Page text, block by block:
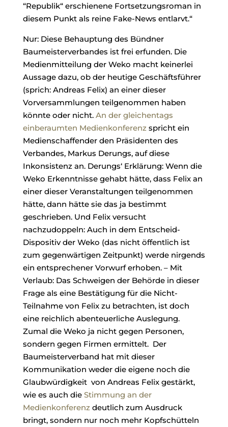
“Republik“ erschienene Fortsetzungsroman in
diesem Punkt als reine Fake-News entlarvt.“
Nur: Diese Behauptung des Bündner
Baumeisterverbandes ist frei erfunden. Die
Medienmitteilung der Weko macht keinerlei
Aussage dazu, ob der heutige Geschäftsführer
(sprich: Andreas Felix) an einer dieser
Vorversammlungen teilgenommen haben
könnte oder nicht. An der gleichentags
einberaumten Medienkonferenzspricht ein
Medienschaffender den Präsidenten des
Verbandes, Markus Derungs, auf diese
Inkonsistenz an. Derungs‘ Erklärung: Wenn die
Weko Erkenntnisse gehabt hätte, dass Felix an
einer dieser Veranstaltungen teilgenommen
hätte, dann hätte sie das ja bestimmt
geschrieben. Und Felix versucht
nachzudoppeln: Auch in dem Entscheid-
Dispositiv der Weko (das nicht öffentlich ist
zum gegenwärtigen Zeitpunkt) werde nirgends
ein entsprechener Vorwurf erhoben. – Mit
Verlaub: Das Schweigen der Behörde in dieser
Frage als eine Bestätigung für die Nicht-
Teilnahme von Felix zu betrachten, ist doch
eine reichlich abenteuerliche Auslegung.
Zumal die Weko ja nicht gegen Personen,
sondern gegen Firmen ermittelt. Der
Baumeisterverband hat mit dieser
Kommunikation weder die eigene noch die
Glaubwürdigkeit von Andreas Felix gestärkt,
wie es auch die Stimmung an der
Medienkonferenzdeutlich zum Ausdruck
bringt, sondern nur noch mehr Kopfschütteln